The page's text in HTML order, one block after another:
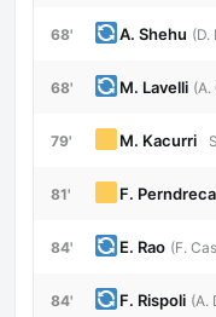
68' A. Shehu (D.
68' M. Lavelli (A.
79' M. Kacurri
81' F. Perndreca
84' E. Rao (F.
84' F. Rispoli (A.